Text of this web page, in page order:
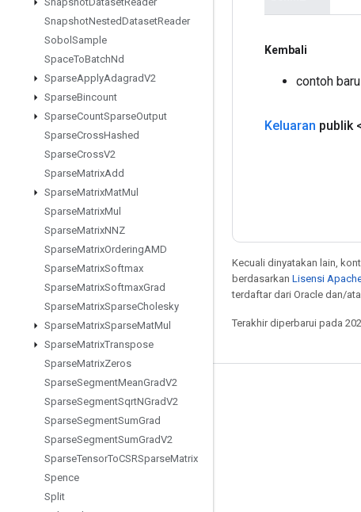
SnapshotNestedDatasetReader
Sobol Sample
SpaceToBatchNd
SparseApplyAdagradV2
SparseBincount
SparseCountSparseOutput
SparseCrossHashed
SparseCrossV2
SparseMatrixAdd
SparseMatrixMatMul
SparseMatrixMul
SparseMatrixNNZ
SparseMatrixOrderingAMD
SparseMatrixSoftmax
SparseMatrixSoftmaxGrad
SparseMatrixSparseCholesky
SparseMatrixSparseMatMul
SparseMatrixTranspose
SparseMatrixZeros
SparseSegmentMeanGradV2
SparseSegmentSqrtNGradV2
SparseSegmentSumGrad
SparseSegmentSumGradV2
SparseTensorToCSRSparseMatrix
Spence
Split
Kembali
contoh
Keluaran publik
Kecuali dinyatakan lain,
berdasarkan Lisensi
terdaftar dari Oracle dan/
Terakhir diperbarui pada
Tetap terhubung
Forum
Twitter